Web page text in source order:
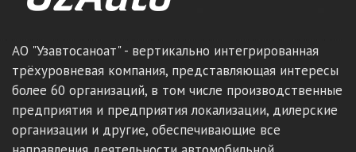
АО "Узавтосаноат" - вертикально интегрированная
трёхуровневая компания, представляющая интересы
более 60 организаций, в том числе производственные
предприятия и предприятия локализации, дилерские
организации и другие, обеспечивающие все